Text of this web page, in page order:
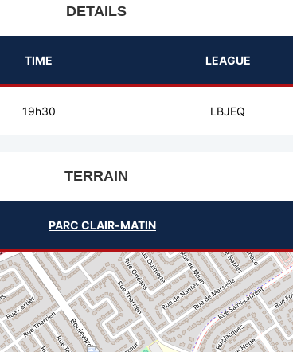
DETAILS
TIME LEAGUE
19h30 LBJEQ
TERRAIN
PARC CLAIR-MATIN